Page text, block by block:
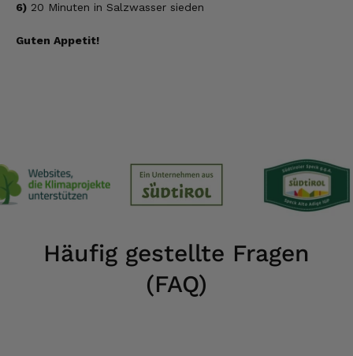
6) 20 Minuten in Salzwasser sieden
Guten Appetit!
Häufig gestellte Fragen
(FAQ)